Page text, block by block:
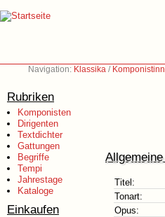
Navigation: Klassika /
Rubriken
Komponisten
Dirigenten
Textdichter
Gattungen
Begriffe
Tempi
Jahrestage
Kataloge
Einkaufen
Titel:
Tonart:
Opus: